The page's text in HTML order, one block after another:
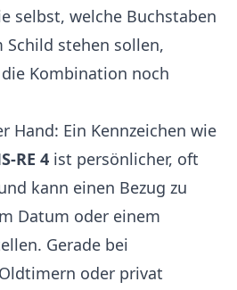
selbst, welche Buchstaben
Schild stehen sollen,
Kombination noch
Hand: Ein Kennzeichen wie
RE 4 ist persönlicher, oft
kann einen Bezug zu
Datum oder einem
Gerade bei
oder privat